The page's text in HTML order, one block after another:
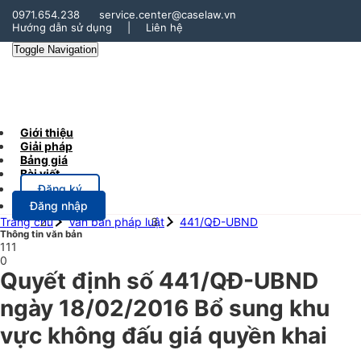
0971.654.238
service.center@caselaw.vn
Hướng dẫn sử dụng
Liên hệ
Toggle Navigation
Giới thiệu
Giải pháp
Bảng giá
Bài viết
Đăng ký
Đăng nhập
Trang chủ
Văn bản pháp luật 441/QĐ-UBND
Thông tin văn bản
111
0
Quyết định số 441/QĐ-UBND
ngày 18/02/2016 Bổ sung khu
vực không đấu giá quyền khai